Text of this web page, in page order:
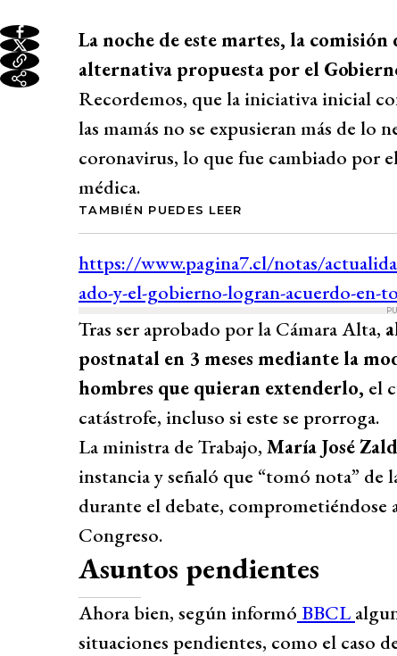
La noche de este martes, la
alternativa propuesta por el
Recordemos, que la iniciativa inicial
las mamás no se expusieran más de lo
coronavirus, lo que fue cambiado por
médica.
TAMBIÉN PUEDES LEER
Tras ser aprobado por la Cámara Alta,
postnatal en 3 meses mediante la
hombres que quieran extenderlo, el
catástrofe, incluso si este se prorroga.
La ministra de Trabajo, María José
instancia y señaló que “tomó nota” de
durante el debate, comprometiéndose
Congreso.
Asuntos pendientes
Ahora bien, según informó BBCL
situaciones pendientes, como el caso